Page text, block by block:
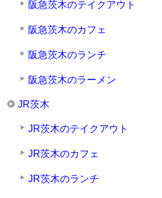
阪急茨木のテイクアウト
阪急茨木のカフェ
阪急茨木のランチ
阪急茨木のラーメン
JR茨木
JR茨木のテイクアウト
JR茨木のカフェ
JR茨木のランチ